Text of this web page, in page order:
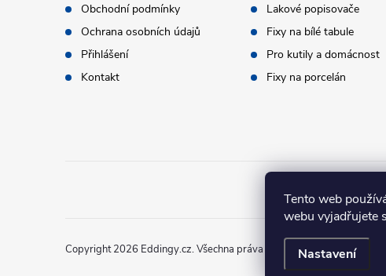
Tento web
webu vyjadřujete
Nastavení
Obchodní podmínky
Ochrana osobních údajů
Přihlášení
Kontakt
Lakové popisovače
Fixy na bílé tabule
Pro kutily a domácnost
Fixy na porcelán
Copyright 2026 Eddingy.cz. Všechna práva vyhrazena.